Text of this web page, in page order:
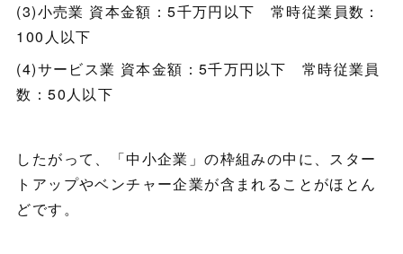
(3)小売業 資本金額：5千万円以下 常時従業員数：
100人以下
(4)サービス業 資本金額：5千万円以下 常時従業員
数：50人以下
したがって、「中小企業」の枠組みの中に、スター
トアップやベンチャー企業が含まれることがほとん
どです。